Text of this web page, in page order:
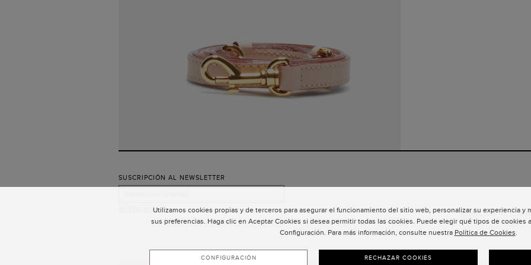
Utilizamos cookies propias y de terceros para asegurar el funcionamiento del sitio web, personalizar su experiencia y
sus preferencias. Haga clic en Aceptar Cookies si desea permitir todas las cookies. Puede elegir qué tipos de cookies
Configuración. Para más información, consulte nuestra Política de Cookies.
CONFIGURACIÓN RECHAZAR COOKIES
ATENCIÓN AL
SUSCRIPCIÓN AL NEWSLETTER
SUSCRIBIRSE